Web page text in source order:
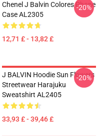
Chenel J Balvin Colores Phone
Case AL2305
12,71 £ - 13,82 £
-20%
J BALVIN Hoodie Sun Flowers
Streetwear Harajuku
Sweatshirt AL2405
33,93 £ - 39,46 £
-20%